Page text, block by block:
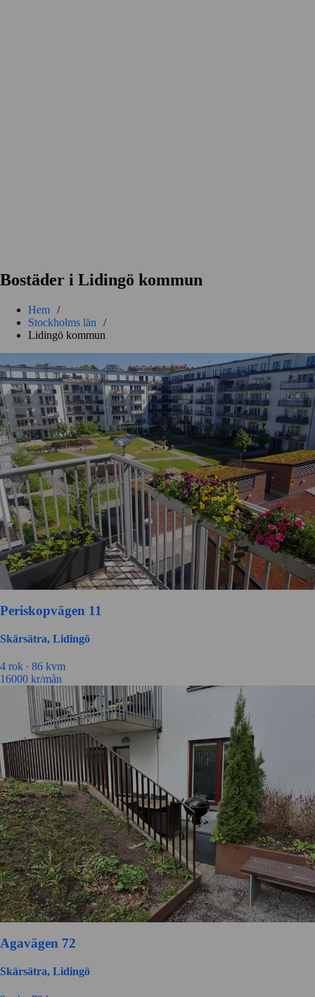
Bostäder i Lidingö kommun
Hem /
Stockholms län
/
Lidingö kommun
Periskopvägen 11
Skärsätra, Lidingö
4 rok ∙ 86 kvm
16000 kr/mån
Agavägen 72
Skärsätra, Lidingö